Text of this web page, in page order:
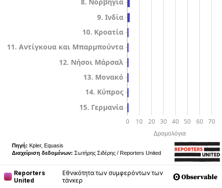
Reporters
United
Εθνικότητα των συμφερόντων των
τάνκερ